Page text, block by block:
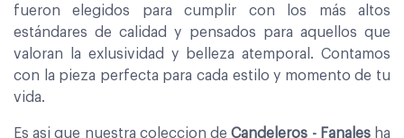
fueron elegidos para cumplir con los más altos
estándares de calidad y pensados para aquellos que
valoran la exlusividad y belleza atemporal. Contamos
con la pieza perfecta para cada estilo y momento de tu
vida.
Es asi que nuestra coleccion deCandeleros - Fanalesha